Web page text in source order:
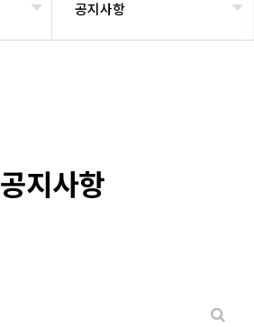
공지사항
공지사항